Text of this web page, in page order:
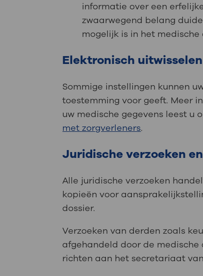
informatie over een
zwaarwegend belang
mogelijk is in het
Elektronisch
Sommige instellingen kunnen
toestemming voor geeft. Meer
uw medische gegevens leest u
met zorgverleners.
Juridische verzoeken
Alle juridische verzoeken
kopieën voor
dossier.
Verzoeken van derden zoals
afgehandeld door de medische
richten aan het secretariaat